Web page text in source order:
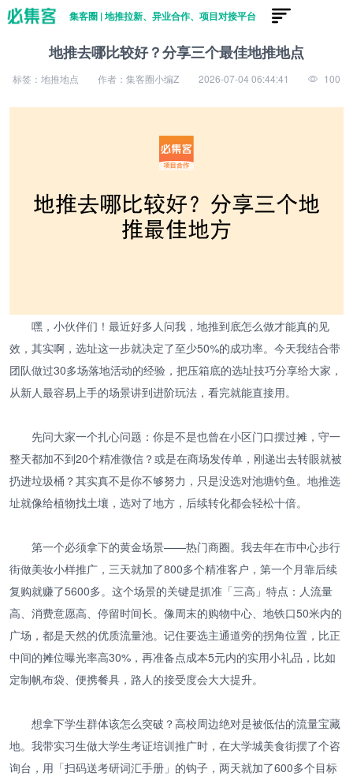
集客圈 | 地推拉新、异业合作、项目对接平台
地推去哪比较好？分享三个最佳地推地点
标签：地推地点 作者：集客圈小编Z 2026-07-04 06:44:41 100
嘿，小伙伴们！最近好多人问我，地推到底怎么做才能真的见
效，其实啊，选址这一步就决定了至少50%的成功率。今天我结合带
团队做过30多场落地活动的经验，把压箱底的选址技巧分享给大家，
从新人最容易上手的场景讲到进阶玩法，看完就能直接用。
先问大家一个扎心问题：你是不是也曾在小区门口摆过摊，守一
整天都加不到20个精准微信？或是在商场发传单，刚递出去转眼就被
扔进垃圾桶？其实真不是你不够努力，只是没选对池塘钓鱼。地推选
址就像给植物找土壤，选对了地方，后续转化都会轻松十倍。
第一个必须拿下的黄金场景——热门商圈。我去年在市中心步行
街做美妆小样推广，三天就加了800多个精准客户，第一个月靠后续
复购就赚了5600多。这个场景的关键是抓准「三高」特点：人流量
高、消费意愿高、停留时间长。像周末的购物中心、地铁口50米内的
广场，都是天然的优质流量池。记住要选主通道旁的拐角位置，比正
中间的摊位曝光率高30%，再准备点成本5元内的实用小礼品，比如
定制帆布袋、便携餐具，路人的接受度会大大提升。
想拿下学生群体该怎么突破？高校周边绝对是被低估的流量宝藏
地。我带实习生做大学生考证培训推广时，在大学城美食街摆了个咨
询台，用「扫码送考研词汇手册」的钩子，两天就加了600多个目标